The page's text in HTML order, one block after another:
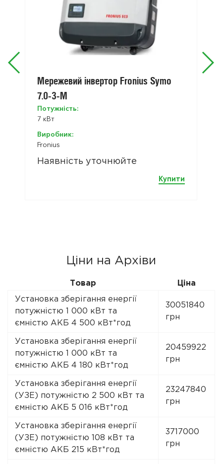
Мережевий інвертор Fronius Symo
7.0-3-M
Потужність:
7 кВт
Виробник:
Fronius
Наявність уточнюйте
Купити
Ціни на Архіви
Товар Ціна
Установка зберігання енергії
потужністю 1 000 кВт та
ємністю АКБ 4 500 кВт*год
30051840
грн
Установка зберігання енергії
потужністю 1 000 кВт та
ємністю АКБ 4 180 кВт*год
20459922
грн
Установка зберігання енергії
(УЗЕ) потужністю 2 500 кВт та
ємністю АКБ 5 016 кВт*год
23247840
грн
Установка зберігання енергії
(УЗЕ) потужністю 108 кВт та
ємністю АКБ 215 кВт*год
3717000
грн